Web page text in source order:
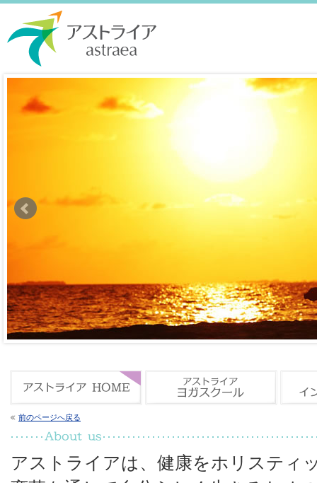
前のページへ戻る
アストライアは、健康をホリスティ